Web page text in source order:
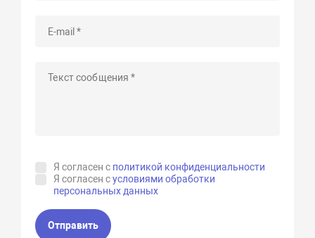
Я согласен с политикой конфиденциальности
Я согласен сусловиями обработки
персональных данных
Отправить